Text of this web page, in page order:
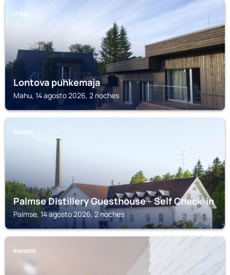
MAHU
Lontova puhkemaja
Mahu, 14 agosto 2026, 2 noches
PALMSE
Palmse Distillery Guesthouse - Self Check-in
Palmse, 14 agosto 2026, 2 noches
RAKVERE